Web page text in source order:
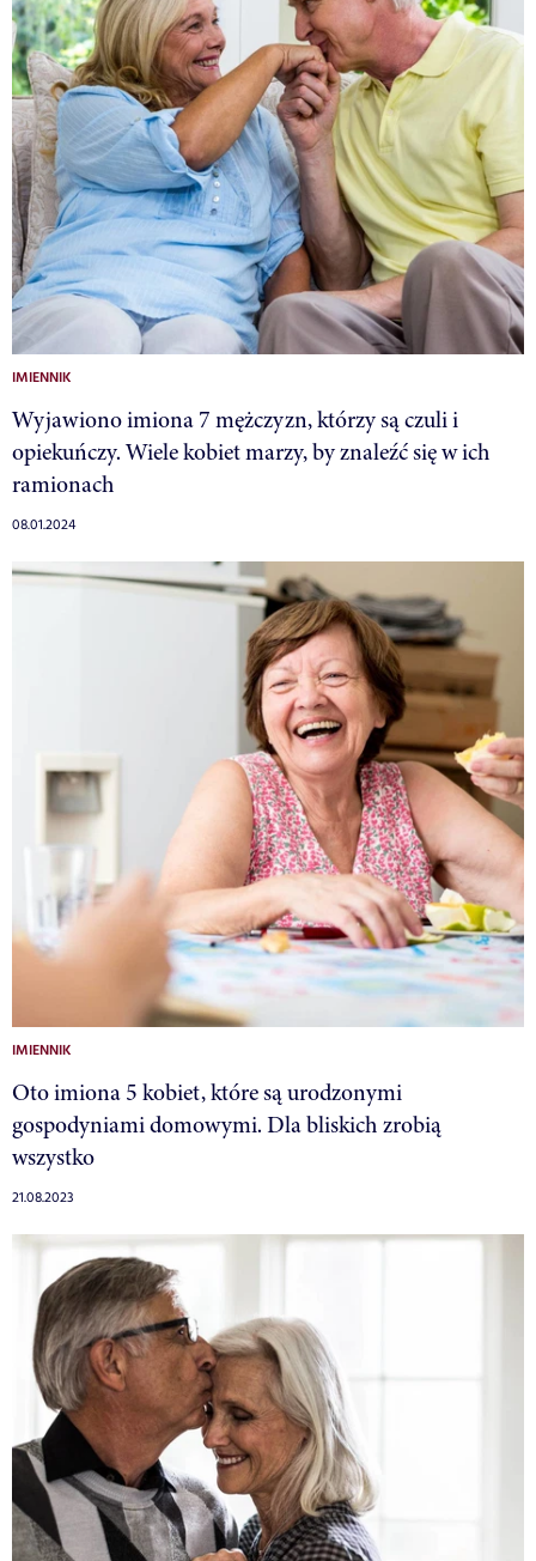
IMIENNIK
Wyjawiono imiona 7 mężczyzn, którzy są czuli i
opiekuńczy. Wiele kobiet marzy, by znaleźć się w ich
ramionach
08.01.2024
IMIENNIK
Oto imiona 5 kobiet, które są urodzonymi
gospodyniami domowymi. Dla bliskich zrobią
wszystko
21.08.2023